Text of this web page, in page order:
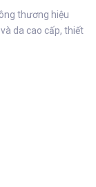
thương hiệu
da cao cấp, thiết